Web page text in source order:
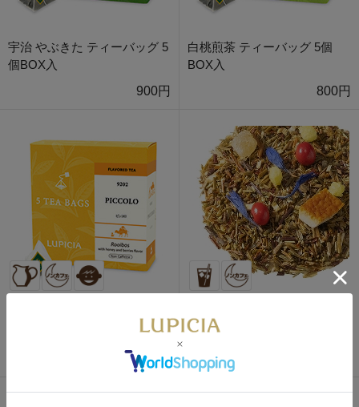
宇治 やぶきた ティーバッグ 5
個BOX入
900円
白桃煎茶 ティーバッグ 5個
BOX入
800円
750円